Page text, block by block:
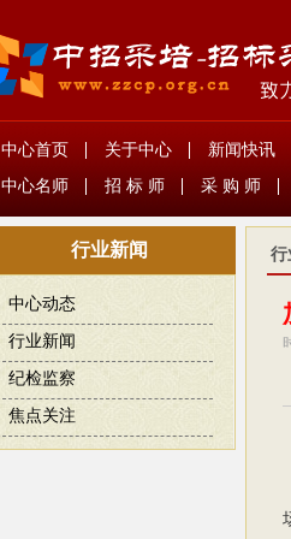
中心首页 关于中心
新闻快讯
中心名师
招 标 师 采 购 师
行业新闻
中心动态
行业新闻
纪检监察
焦点关注
行